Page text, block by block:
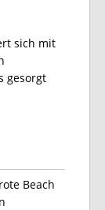
sich mit
gesorgt
Beach